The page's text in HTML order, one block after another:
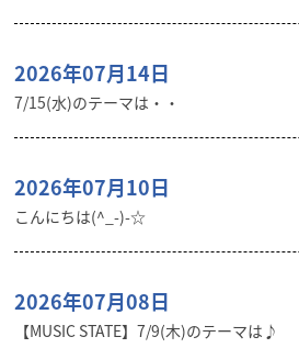
2026年07月14日
7/15(水)のテーマは・・
2026年07月10日
こんにちは(^_-)-☆
2026年07月08日
【MUSIC STATE】7/9(木)のテーマは♪